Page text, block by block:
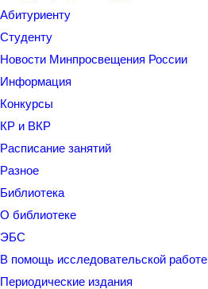
Абитуриенту
Студенту
Новости Минпросвещения России
Информация
Конкурсы
КР и ВКР
Расписание занятий
Разное
Библиотека
О библиотеке
ЭБС
В помощь исследовательской работе
Периодические издания